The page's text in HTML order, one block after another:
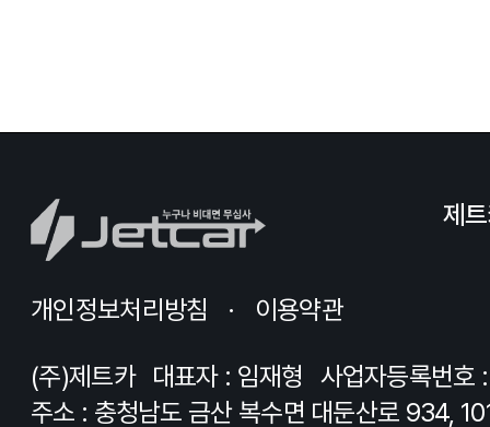
제
개인정보처리방침 이용약관
(주)제트카 대표자 : 임재형
사업자등록번
주소 : 충청남도 금산 복수면 대둔산로 934,